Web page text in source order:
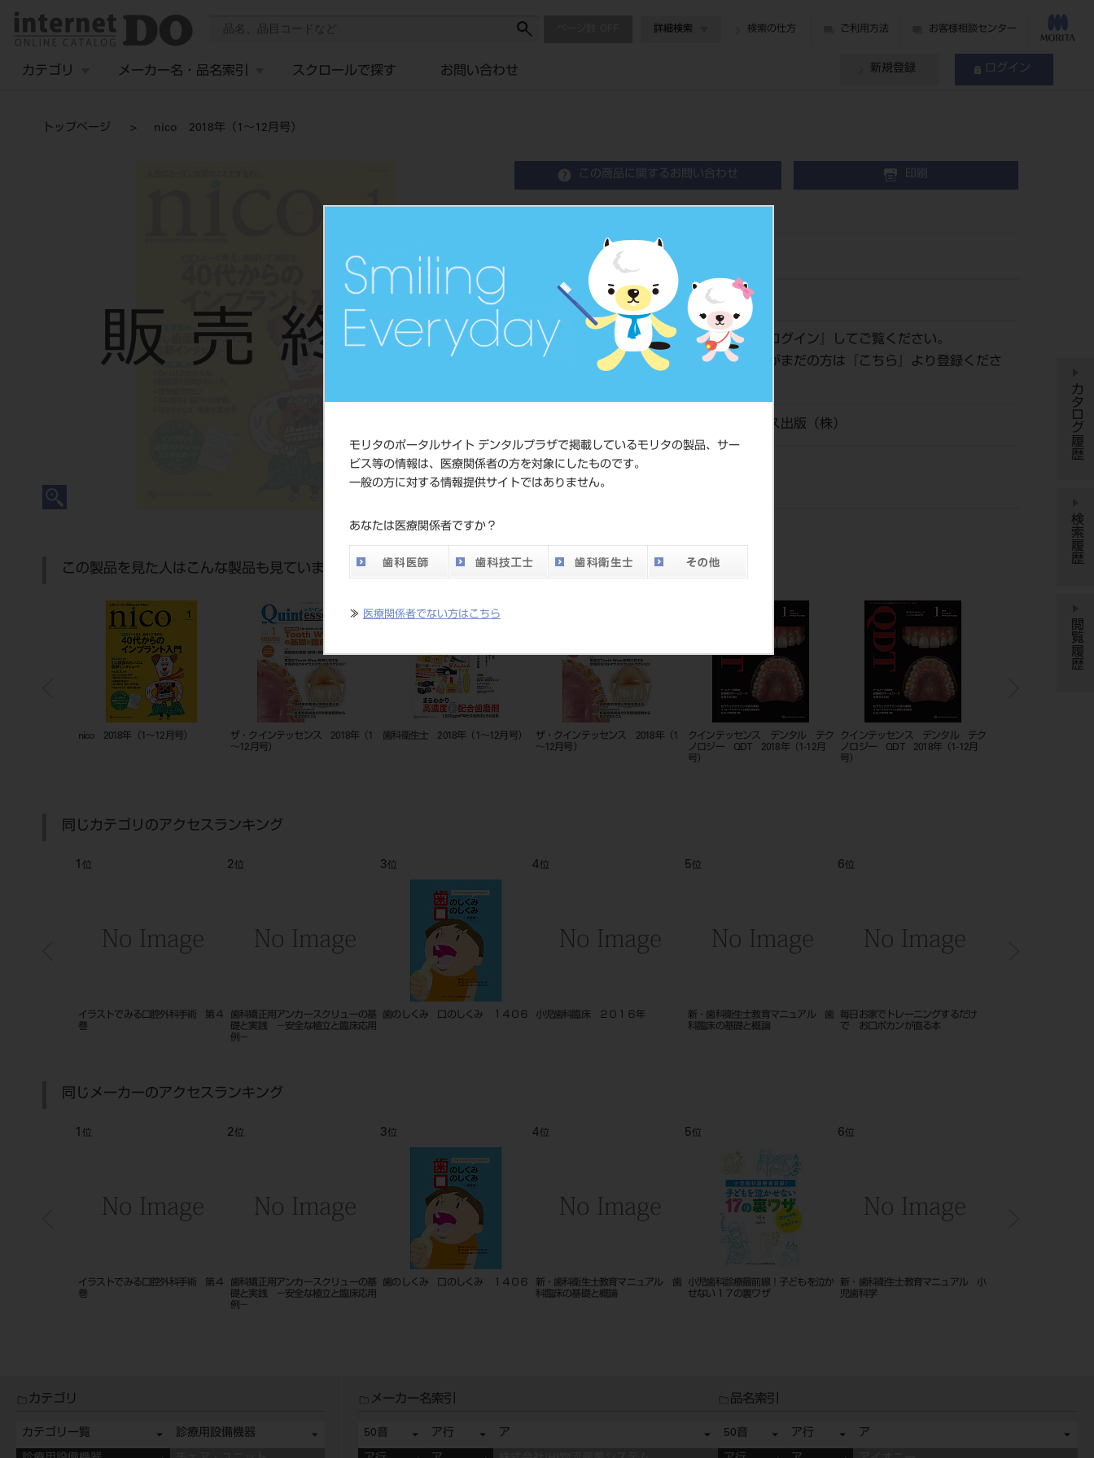
モリタのポータルサイト デンタルプラザで掲載しているモリタの製品、サー
ビス等の情報は、医療関係者の方を対象にしたものです。
一般の方に対する情報提供サイトではありません。
あなたは医療関係者ですか？
≫ 医療関係者でない方はこちら
詳細検索 検索の仕方 ご利用方法 お客様相談センター
カテゴリ メーカー名・品名索引 スクロールで探す お問い合わせ 新規登録 ログイン
トップページ nico 2018年（1～12月号）
この商品に関するお問い合わせ 印刷
品目コード 208050897
価格の確認は『 ログイン 』してご覧ください。
ネット会員登録がまだの方は『
こちら
』より登録くださ
クインテッセンス出版（株）
DO vol.26 掲載ペー
ジ
この製品を見た人はこんな製品も見ています
ザ・クインテッセンス デンタル・
ｎｉｃｏ ２０１５年
Ｐｅｒｉｏｄｏｎｔｉｃ＆Ｒｅｓｔ
Ｐｅｒｉｏｄｏｎｔｉｃ＆Ｒｅｓｔ
ｏｒａｔｉｖｅ Ｄｅｎｔｉｓｔｒ
nico 2018年（1～12月号）
ザ・クインテッセンス 2018年（1
～12月号）
同じカテゴリのアクセスランキング
7 位
小児歯科診療最前線！子どもを泣か
せない１７の裏ワザ
8 位
新・歯科衛生士教育マニュアル 小
児歯科学
9位
改訂新版 歯科インプラント治療ガ
10位
顔面成長発育の基礎 第２版 １６
11位
アナトミーからのインプラント外科
手順チェックリスト １７０２
12位
小児歯科臨床
同じメーカーのアクセスランキング
教育マニュアル 小
7
改訂新版 歯科インプラント治療ガ
8
顔面成長発育の基礎 第２版 １６
０９
9
アナトミーからのインプラント外科
10
必ず上達 支台歯形成 ‐ビギナー
のためのバー操作ステップバイステ
11
アナトミー インプラントのための
外科術式と画像診断 １６０５
12
改訂新版 インプラント治療に役立
つ外科基本手技 ‐切開と縫合テク
カタログ履歴
検索履歴
閲覧履歴
カテゴリ
カテゴリ一覧 診療用設備機器
メーカー名索引
50音 ア行 ア
品名索引
50音 ア行 ア